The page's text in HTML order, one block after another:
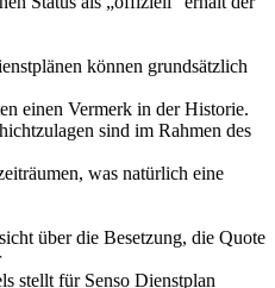
können grundsätzlich
einen Vermerk in der Historie.
sind im Rahmen des
was natürlich eine
über die Besetzung, die Quote
stellt für Senso Dienstplan